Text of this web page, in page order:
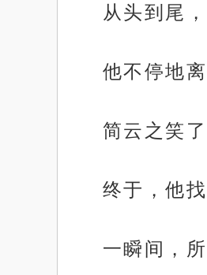
从头到尾
他不停地
简云之笑
终于，他
一瞬间，